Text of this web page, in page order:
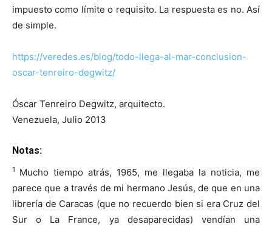
impuesto como límite o requisito. La respuesta es no. Así
de simple.
https://veredes.es/blog/todo-llega-al-mar-conclusion-
oscar-tenreiro-degwitz/
Óscar Tenreiro Degwitz, arquitecto.
Venezuela, Julio 2013
Notas:
1 Mucho tiempo atrás, 1965, me llegaba la noticia, me
parece que a través de mi hermano Jesús, de que en una
librería de Caracas (que no recuerdo bien si era Cruz del
Sur o La France, ya desaparecidas) vendían una